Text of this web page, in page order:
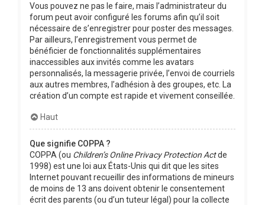
Vous pouvez ne pas le faire, mais l’administrateur du
forum peut avoir configuré les forums afin qu’il soit
nécessaire de s’enregistrer pour poster des messages.
Par ailleurs, l’enregistrement vous permet de
bénéficier de fonctionnalités supplémentaires
inaccessibles aux invités comme les avatars
personnalisés, la messagerie privée, l’envoi de courriels
aux autres membres, l’adhésion à des groupes, etc. La
création d’un compte est rapide et vivement conseillée.
Haut
Que signifie COPPA ?
COPPA (ou Children’s Online Privacy Protection Actde
1998) est une loi aux États-Unis qui dit que les sites
Internet pouvant recueillir des informations de mineurs
de moins de 13 ans doivent obtenir le consentement
écrit des parents (ou d’un tuteur légal) pour la collecte